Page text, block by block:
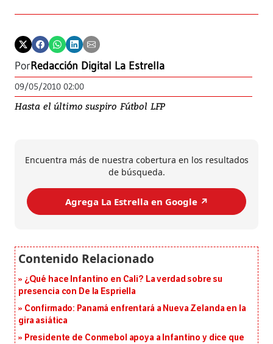
PorRedacción Digital La Estrella
09/05/2010 02:00
Hasta el último suspiro Fútbol LFP
Encuentra más de nuestra cobertura en los resultados
de búsqueda.
Agrega La Estrella en Google ↗️
¿Qué hace Infantino en Cali? La verdad sobre su
presencia con De la Espriella
Confirmado: Panamá enfrentará a Nueva Zelanda en la
gira asiática
Presidente de Conmebol apoya a Infantino y dice que